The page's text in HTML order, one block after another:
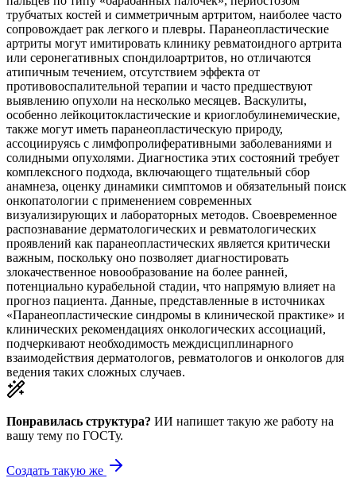
трубчатых костей и симметричным артритом, наиболее часто
сопровождает рак легкого и плевры. Паранеопластические
артриты могут имитировать клинику ревматоидного артрита
или серонегативных спондилоартритов, но отличаются
атипичным течением, отсутствием эффекта от
противовоспалительной терапии и часто предшествуют
выявлению опухоли на несколько месяцев. Васкулиты,
особенно лейкоцитокластические и криоглобулинемические,
также могут иметь паранеопластическую природу,
ассоциируясь с лимфопролиферативными заболеваниями и
солидными опухолями. Диагностика этих состояний требует
комплексного подхода, включающего тщательный сбор
анамнеза, оценку динамики симптомов и обязательный поиск
онкопатологии с применением современных
визуализирующих и лабораторных методов. Своевременное
распознавание дерматологических и ревматологических
проявлений как паранеопластических является критически
важным, поскольку оно позволяет диагностировать
злокачественное новообразование на более ранней,
потенциально курабельной стадии, что напрямую влияет на
прогноз пациента. Данные, представленные в источниках
«Паранеопластические синдромы в клинической практике» и
клинических рекомендациях онкологических ассоциаций,
подчеркивают необходимость междисциплинарного
взаимодействия дерматологов, ревматологов и онкологов для
ведения таких сложных случаев.
Понравилась структура? ИИ напишет такую же работу на
вашу тему по ГОСТу.
Создать такую же